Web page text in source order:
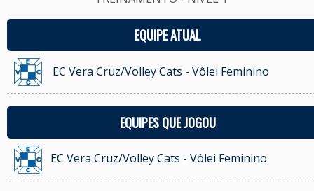
EQUIPE ATUAL
EC Vera Cruz/Volley Cats - Vôlei Feminino
EQUIPES QUE JOGOU
EC Vera Cruz/Volley Cats - Vôlei Feminino